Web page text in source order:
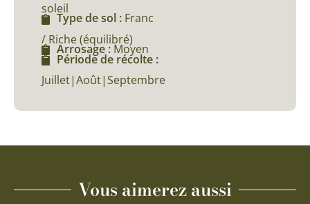
soleil
Type de sol : Franc
/ Riche (équilibré)
Arrosage :Moyen
Période de récolte :
Juillet|Août|Septembre
Vous aimerez aussi